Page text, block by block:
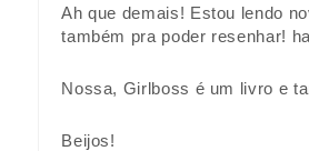
Ah que demais! Estou lendo
também pra poder resenhar!
Nossa, Girlboss é um livro e
Beijos!